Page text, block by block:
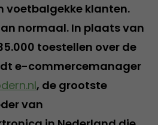
voetbalgekke klanten.
normaal. In plaats van
toestellen over de
e-commercemanager
, de grootste
van